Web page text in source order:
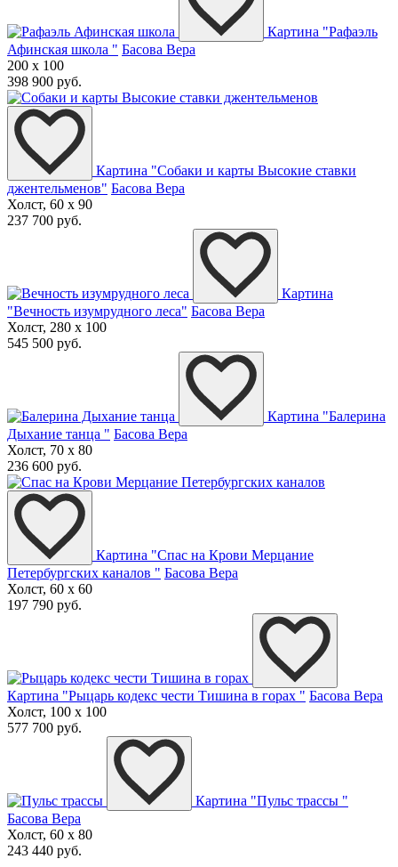
Картина "Рафаэль
Афинская школа " Басова Вера
200 x 100
398 900 руб.
Картина "Собаки и карты Высокие ставки
джентельменов" Басова Вера
Холст, 60 x 90
237 700 руб.
Картина
"Вечность изумрудного леса" Басова Вера
Холст, 280 x 100
545 500 руб.
Картина "Балерина
Дыхание танца " Басова Вера
Холст, 70 x 80
236 600 руб.
Картина "Спас на Крови Мерцание
Петербургских каналов " Басова Вера
Холст, 60 x 60
197 790 руб.
Картина "Рыцарь кодекс чести Тишина в горах " Басова Вера
Холст, 100 x 100
577 700 руб.
Картина "Пульс трассы "
Басова Вера
Холст, 60 x 80
243 440 руб.